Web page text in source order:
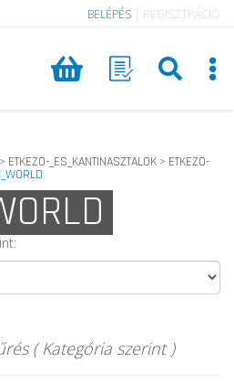
BELÉPÉS REGISZTRÁCIÓ
> ETKEZO-_ES_KANTINASZTALOK > ETKEZO-
( Kategória szerint )